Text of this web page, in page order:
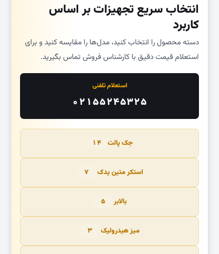
انتخاب سریع تجهیزات بر اساس
کاربرد
دسته محصول را انتخاب کنید، مدل‌ها را مقایسه کنید و برای
استعلام قیمت دقیق با کارشناس فروش تماس بگیرید.
استعلام تلفنی
۰۲۱۵۵۲۴۵۳۲۵
جک پالت ۱۴
استکر متین یدک ۷
بالابر ۵
میز هیدرولیک ۳